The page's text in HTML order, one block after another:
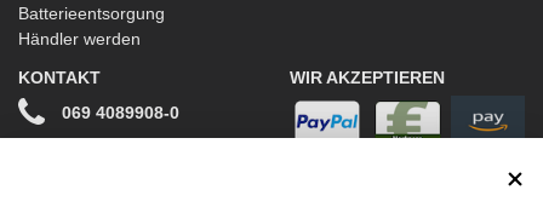
Batterieentsorgung
Händler werden
KONTAKT
069 4089908-0
WIR AKZEPTIEREN